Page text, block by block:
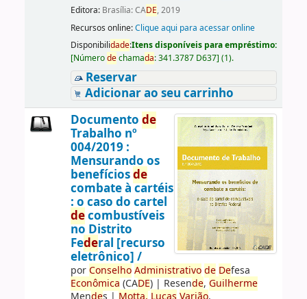
Editora: Brasília: CADE, 2019
Recursos online:Clique aqui para acessar online
Disponibilidade:Itens disponíveis para empréstimo:
[Númerodechamada:341.3787 D637] (1).
Reservar
Adicionar ao seu carrinho
Documento de
Trabalho nº
004/2019 :
Mensurando os
benefíciosde
combate à cartéis
: o caso do cartel
decombustíveis
no Distrito
Federal [recurso
eletrônico] /
porConselho Administrativo de Defesa
Econômica (CADE)| Resende, Guilherme